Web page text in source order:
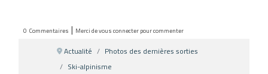
0 Commentaires | Merci de vous connecter pour commenter
Actualité
Photos des dernières sorties
Ski-alpinisme